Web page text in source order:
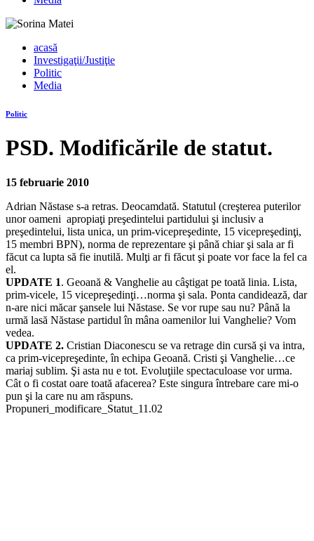
acasă
Investigaţii/Justiţie
Politic
Media
Politic
PSD. Modificările de statut.
15 februarie 2010
Adrian Năstase s-a retras. Deocamdată. Statutul (creşterea puterilor
unor oameni apropiaţi preşedintelui partidului şi inclusiv a
preşedintelui, lista unica, un prim-vicepreşedinte, 15 vicepreşedinţi,
15 membri BPN), norma de reprezentare şi până chiar şi sala ar fi
făcut ca lupta să fie inutilă. Mulţi ar fi făcut şi poate vor face la fel ca
el.
UPDATE 1. Geoană & Vanghelie au câştigat pe toată linia. Lista,
prim-vicele, 15 vicepreşedinţi…norma şi sala. Ponta candidează, dar
n-are nici măcar şansele lui Năstase. Se vor rupe sau nu? Până la
urmă lasă Năstase partidul în mâna oamenilor lui Vanghelie? Vom
vedea.
UPDATE 2. Cristian Diaconescu se va retrage din cursă şi va intra,
ca prim-vicepreşedinte, în echipa Geoană. Cristi şi Vanghelie…ce
mariaj sublim. Şi asta nu e tot. Evoluţiile spectaculoase vor urma.
Cât o fi costat oare toată afacerea? Este singura întrebare care mi-o
pun şi la care nu am răspuns.
Propuneri_modificare_Statut_11.02